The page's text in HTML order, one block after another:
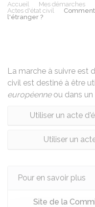
Accueil Mes démarches
Actes d'état civil
l'étranger ?
La marche à suivre est
civil est destiné à être
européenneou dans un
Utiliser un acte
Utiliser un
Pour en savoir plus
Site de la